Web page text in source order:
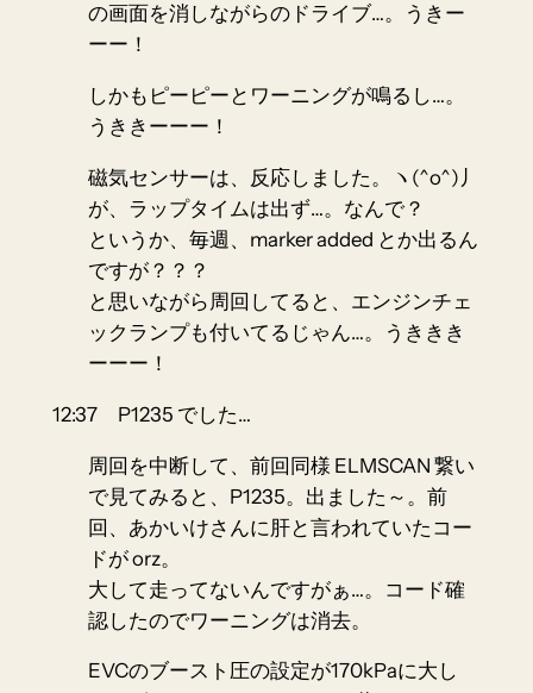
の画面を消しながらのドライブ…。うきー
ーー！
しかもピーピーとワーニングが鳴るし…。
うききーーー！
磁気センサーは、反応しました。ヽ(^o^)丿
が、ラップタイムは出ず…。なんで？
というか、毎週、marker added とか出るん
ですが？？？
と思いながら周回してると、エンジンチェ
ックランプも付いてるじゃん…。うききき
ーーー！
12:37 P1235 でした…
周回を中断して、前回同様 ELMSCAN 繋い
で見てみると、 P1235。出ました～。前
回、あかいけさんに肝と言われていたコー
ドが orz。
大して走ってないんですがぁ…。コード確
認したのでワーニングは消去。
EVCのブースト圧の設定が170kPaに大し